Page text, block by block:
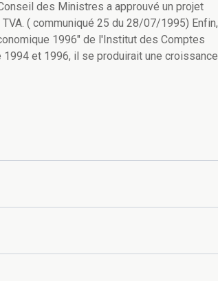
des Ministres a approuvé un projet
( communiqué 25 du 28/07/1995) Enfin,
1996" de l'Institut des Comptes
1994 et 1996, il se produirait une croissance